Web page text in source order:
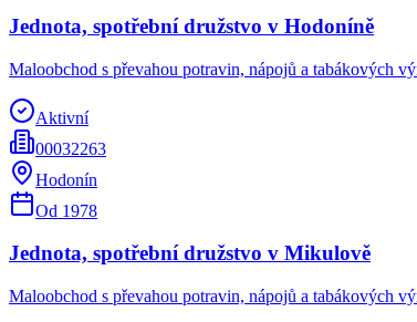
Jednota, spotřební družstvo v Hodoníně
Maloobchod s převahou potravin, nápojů a tabákových
Aktivní
00032263
Hodonín
Od 1978
Jednota, spotřební družstvo v Mikulově
Maloobchod s převahou potravin, nápojů a tabákových